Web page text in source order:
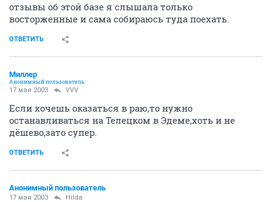
отзывы об этой базе я слышала только
восторженные и сама собираюсь туда поехать.
ОТВЕТИТЬ
Миллер
Анонимный пользователь
17 мая 2003 VVV
Если хочешь оказаться в раю,то нужно
останавливаться на Телецком в Эдеме,хоть и не
дёшево,зато супер.
ОТВЕТИТЬ
Анонимный пользователь
17 мая 2003 Hilda